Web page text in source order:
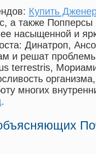
Купить
а также Попперсы
насыщенной и
: Динатроп,
и решат
terrestris,
многих
.